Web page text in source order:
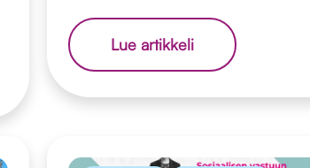
Lue artikkeliHaetaan
viestintäpäällikköä